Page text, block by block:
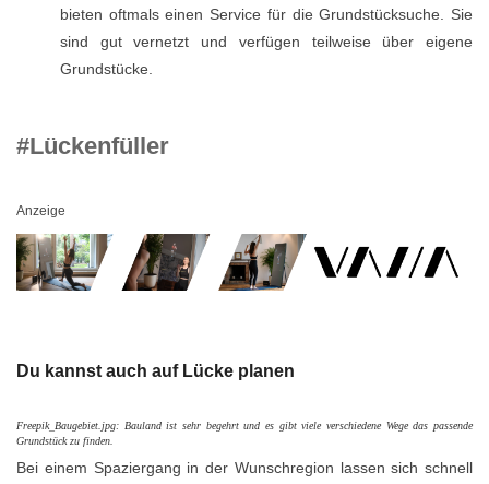
bieten oftmals einen Service für die Grundstücksuche. Sie
sind gut vernetzt und verfügen teilweise über eigene
Grundstücke.
#Lückenfüller
Anzeige
Du kannst auch auf Lücke planen
Freepik_Baugebiet.jpg: Bauland ist sehr begehrt und es gibt viele verschiedene Wege das passende
Grundstück zu finden.
Bei einem Spaziergang in der Wunschregion lassen sich schnell